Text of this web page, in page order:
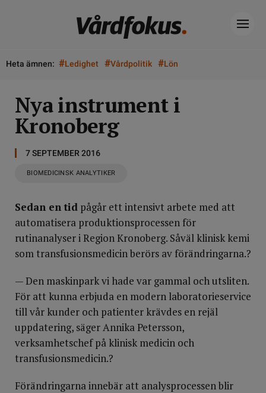
Heta ämnen: #Ledighet #Vårdpolitik #Lön
Nya instrument i
Kronoberg
7 SEPTEMBER 2016
BIOMEDICINSK ANALYTIKER
Sedan en tid pågår ett intensivt arbete med att
automatisera produktionsprocessen för
rutinanalyser i Region Kronoberg. Såväl klinisk kemi
som transfusionsmedicin berörs av förändringarna.?
— Den maskinpark vi hade var gammal och utsliten.
För att kunna erbjuda en modern laboratorieservice
till vår kunder och patienter krävdes en rejäl
uppdatering, säger Annika Petersson,
verksamhetschef på klinisk medicin och
transfusionsmedicin.?
Förändringarna innebär att analysprocessen blir